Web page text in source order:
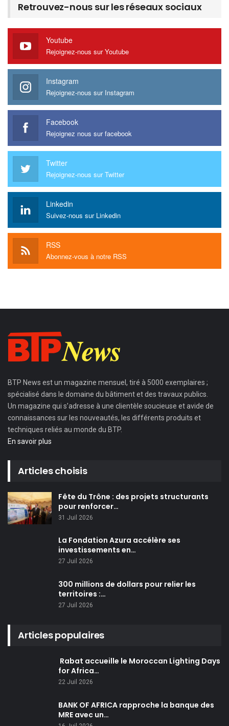
Retrouvez-nous sur les réseaux sociaux
Youtube
Rejoignez-nous sur Youtube
Instagram
Rejoignez-nous sur Instagram
Facebook
Rejoignez nous sur facebook
Twitter
Rejoignez-nous sur Twitter
Linkedin
Suivez-nous sur Linkedin
RSS
Abonnez-vous à notre RSS
BTP News est un magazine mensuel, tiré à 5000 exemplaires ;
spécialisé dans le domaine du bâtiment et des travaux publics.
Un magazine qui s’adresse à une clientèle soucieuse et avide de
connaissances sur les nouveautés, les différents produits et
techniques reliés au monde du BTP.
En savoir plus
Articles choisis
Fête du Trône : des projets structurants
pour renforcer…
31 Juil 2026
La Fondation Azura accélère ses
investissements en…
27 Juil 2026
300 millions de dollars pour relier les
territoires :…
27 Juil 2026
Articles populaires
Rabat accueille le Moroccan Lighting Days
for Africa…
22 Juil 2026
BANK OF AFRICA rapproche la banque des
MRE avec un…